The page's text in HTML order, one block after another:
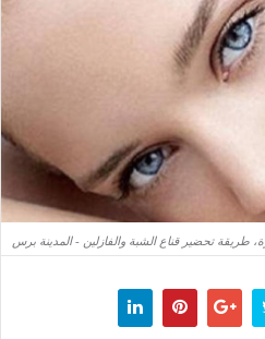
طريقة تحضير قناع الشبة والفازلين - المدينة برس